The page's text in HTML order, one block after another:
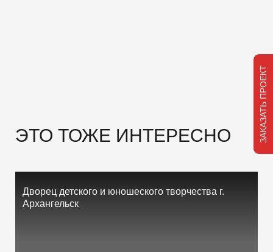
ЭТО ТОЖЕ ИНТЕРЕСНО
Дворец детского и юношеского творчества г.
Архангельск
ЗАКАЗАТЬ ПРОЕКТ